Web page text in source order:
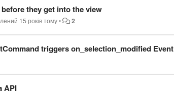
they get into the view
15 років тому• 2
triggers on_selection_modified Event
API